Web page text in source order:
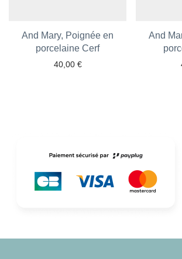
And Mary, Poignée en
porcelaine Cerf
40,00 €
Ajouter aux favoris
And